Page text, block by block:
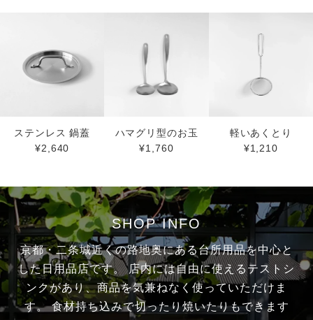
ステンレス 鍋蓋
¥2,640
ハマグリ型のお玉
¥1,760
軽いあくとり
¥1,210
SHOP INFO
京都・二条城近くの路地奥にある台所用品を中心と
した日用品店です。店内には自由に使えるテストシ
ンクがあり、商品を気兼ねなく使っていただけま
す。食材持ち込みで切ったり焼いたりもできます